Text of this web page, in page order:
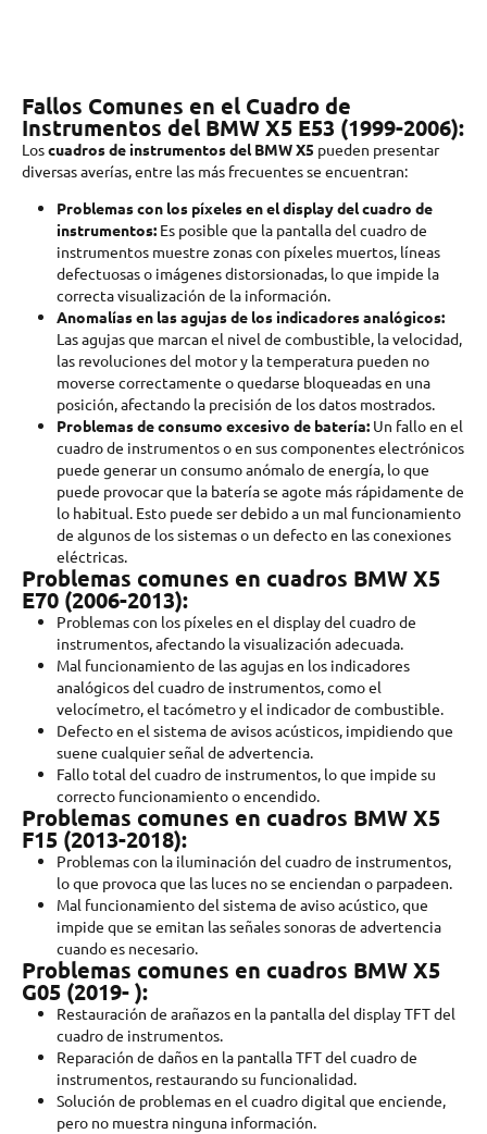
Fallos Comunes en el Cuadro de
Instrumentos del BMW X5 E53 (1999-2006):
Loscuadros de instrumentos del BMW X5 pueden presentar
diversas averías, entre las más frecuentes se encuentran:
Problemas con los píxeles en el display del cuadro de
instrumentos: Es posible que la pantalla del cuadro de
instrumentos muestre zonas con píxeles muertos, líneas
defectuosas o imágenes distorsionadas, lo que impide la
correcta visualización de la información.
Anomalías en las agujas de los indicadores analógicos:
Las agujas que marcan el nivel de combustible, la velocidad,
las revoluciones del motor y la temperatura pueden no
moverse correctamente o quedarse bloqueadas en una
posición, afectando la precisión de los datos mostrados.
Problemas de consumo excesivo de batería: Un fallo en el
cuadro de instrumentos o en sus componentes electrónicos
puede generar un consumo anómalo de energía, lo que
puede provocar que la batería se agote más rápidamente de
lo habitual. Esto puede ser debido a un mal funcionamiento
de algunos de los sistemas o un defecto en las conexiones
eléctricas.
Problemas comunes en cuadros BMW X5
E70 (2006-2013):
Problemas con los píxeles en el display del cuadro de
instrumentos, afectando la visualización adecuada.
Mal funcionamiento de las agujas en los indicadores
analógicos del cuadro de instrumentos, como el
velocímetro, el tacómetro y el indicador de combustible.
Defecto en el sistema de avisos acústicos, impidiendo que
suene cualquier señal de advertencia.
Fallo total del cuadro de instrumentos, lo que impide su
correcto funcionamiento o encendido.
Problemas comunes en cuadros BMW X5
F15 (2013-2018):
Problemas con la iluminación del cuadro de instrumentos,
lo que provoca que las luces no se enciendan o parpadeen.
Mal funcionamiento del sistema de aviso acústico, que
impide que se emitan las señales sonoras de advertencia
cuando es necesario.
Problemas comunes en cuadros BMW X5
G05 (2019- ):
Restauración de arañazos en la pantalla del display TFT del
cuadro de instrumentos.
Reparación de daños en la pantalla TFT del cuadro de
instrumentos, restaurando su funcionalidad.
Solución de problemas en el cuadro digital que enciende,
pero no muestra ninguna información.